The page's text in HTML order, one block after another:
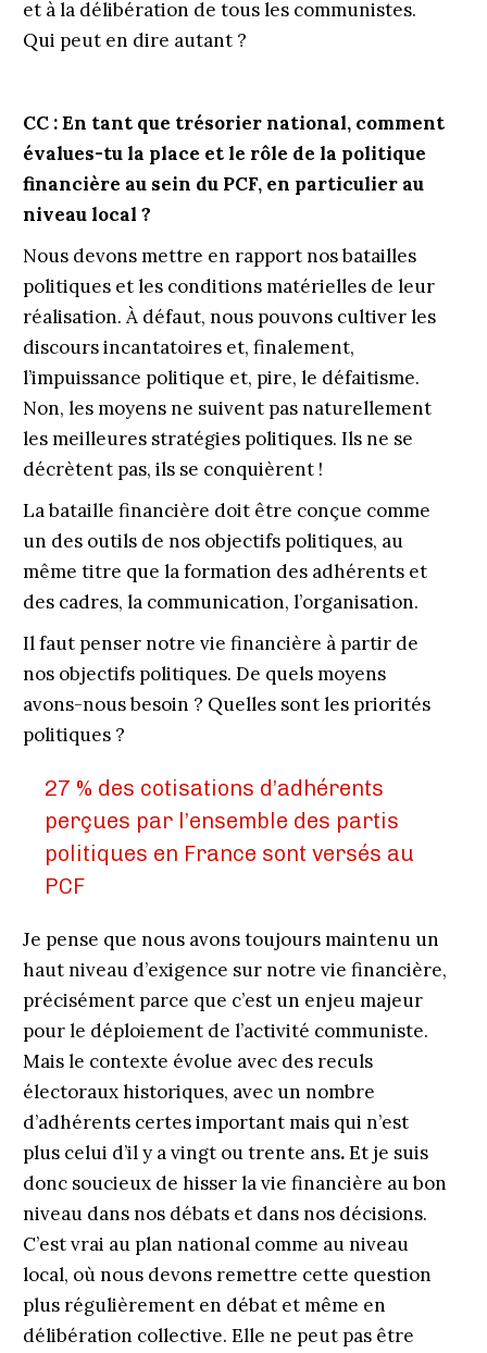
et à la délibération de tous les communistes.
Qui peut en dire autant ?
CC : En tant que trésorier national, comment
évalues-tu la place et le rôle de la politique
financière au sein du PCF, en particulier au
niveau local ?
Nous devons mettre en rapport nos batailles
politiques et les conditions matérielles de leur
réalisation. À défaut, nous pouvons cultiver les
discours incantatoires et, finalement,
l’impuissance politique et, pire, le défaitisme.
Non, les moyens ne suivent pas naturellement
les meilleures stratégies politiques. Ils ne se
décrètent pas, ils se conquièrent !
La bataille financière doit être conçue comme
un des outils de nos objectifs politiques, au
même titre que la formation des adhérents et
des cadres, la communication, l’organisation.
Il faut penser notre vie financière à partir de
nos objectifs politiques. De quels moyens
avons-nous besoin ? Quelles sont les priorités
politiques ?
27 % des cotisations d’adhérents
perçues par l’ensemble des partis
politiques en France sont versés au
PCF
Je pense que nous avons toujours maintenu un
haut niveau d’exigence sur notre vie financière,
précisément parce que c’est un enjeu majeur
pour le déploiement de l’activité communiste.
Mais le contexte évolue avec des reculs
électoraux historiques, avec un nombre
d’adhérents certes important mais qui n’est
plus celui d’il y a vingt ou trente ans.Et je suis
donc soucieux de hisser la vie financière au bon
niveau dans nos débats et dans nos décisions.
C’est vrai au plan national comme au niveau
local, où nous devons remettre cette question
plus régulièrement en débat et même en
délibération collective. Elle ne peut pas être